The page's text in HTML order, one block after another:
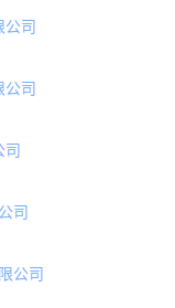
司
公司
司
有限公司